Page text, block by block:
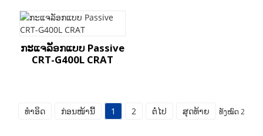
ກະແຈລັອກແບບ Passive
CRT-G400L CRAT
ທຳອິດ ກ່ອນໜ້ານີ້ 1 2 ຕໍ່ໄປ ສຸດທ້າຍ ທັງໝົດ 2